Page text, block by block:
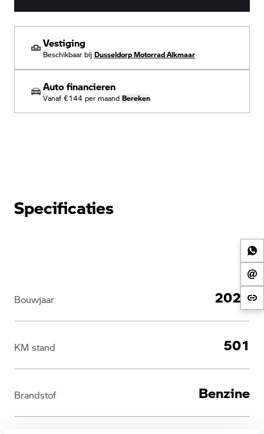
Vestiging
Beschikbaar bij Dusseldorp Motorrad Alkmaar
Auto financieren
Vanaf €144 per maand Bereken
Specificaties
2026
Bouwjaar
501
KM stand
Benzine
Brandstof